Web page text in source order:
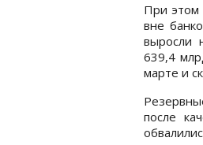
При этом
вне
выросли
639,4
марте и
после